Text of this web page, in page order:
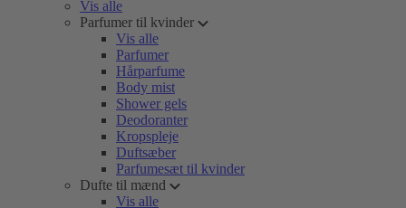
Vis alle
Parfumer til kvinder
Vis alle
Parfumer
Hårparfume
Body mist
Shower gels
Deodoranter
Kropspleje
Duftsæber
Parfumesæt til kvinder
Dufte til mænd
Vis alle